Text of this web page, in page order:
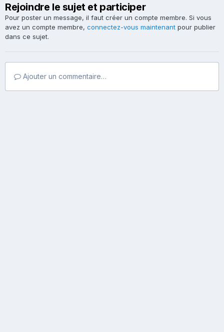
Rejoindre le sujet et participer
Pour poster un message, il faut créer un compte membre. Si vous
avez un compte membre, connectez-vous maintenant pour publier
dans ce sujet.
Ajouter un commentaire…